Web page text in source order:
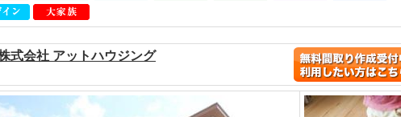
式会社 アットハウジング